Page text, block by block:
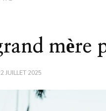
mère
JUILLET 2025